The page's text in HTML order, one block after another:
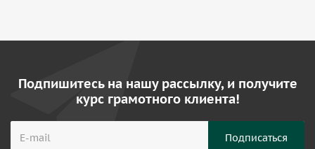
Подпишитесь на нашу рассылку, и получите
курс грамотного клиента!